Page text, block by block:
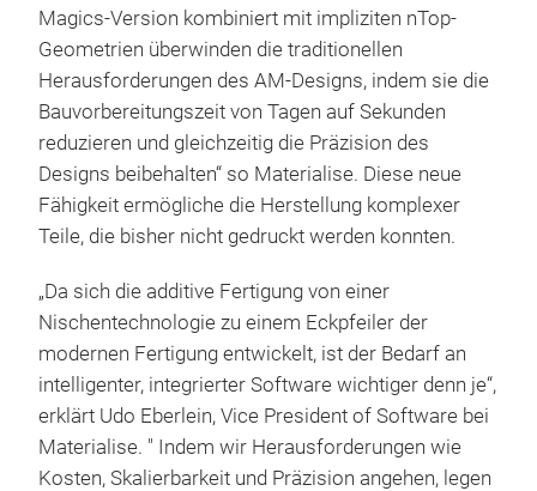
Magics-Version kombiniert mit impliziten nTop-
Geometrien überwinden die traditionellen
Herausforderungen des AM-Designs, indem sie die
Bauvorbereitungszeit von Tagen auf Sekunden
reduzieren und gleichzeitig die Präzision des
Designs beibehalten“ so Materialise. Diese neue
Fähigkeit ermögliche die Herstellung komplexer
Teile, die bisher nicht gedruckt werden konnten.
„Da sich die additive Fertigung von einer
Nischentechnologie zu einem Eckpfeiler der
modernen Fertigung entwickelt, ist der Bedarf an
intelligenter, integrierter Software wichtiger denn je“,
erklärt Udo Eberlein, Vice President of Software bei
Materialise. " Indem wir Herausforderungen wie
Kosten, Skalierbarkeit und Präzision angehen, legen